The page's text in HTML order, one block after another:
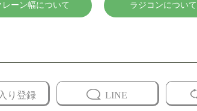
レーン幅について ラジコンについて
り登録 LINE